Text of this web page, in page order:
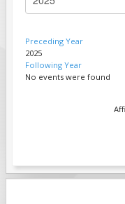
Preceding Year
2025
Following Year
No events were found